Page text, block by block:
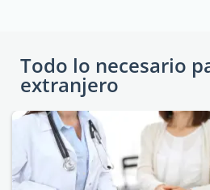
Todo lo necesario
extranjero